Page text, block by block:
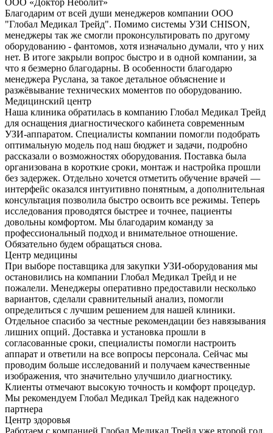
Благодарим от всей души менеджеров компании ООО
"Глобал Медикал Трейд". Помимо системы УЗИ CHISON,
менеджеры так же смогли проконсультировать по другому
оборудованию - фантомов, хотя изначально думали, что у них
нет. В итоге закрыли вопрос быстро и в одной компании, за
что я безмерно благодарны. В особенности благодарю
менеджера Руслана, за такое детальное объяснение и
разжёвывание технических моментов по оборудованию.
Медицинский центр
Наша клиника обратилась в компанию Глобал Медикал Трейд
для оснащения диагностического кабинета современным
УЗИ-аппаратом. Специалисты компании помогли подобрать
оптимальную модель под наш бюджет и задачи, подробно
рассказали о возможностях оборудования. Поставка была
организована в короткие сроки, монтаж и настройка прошли
без задержек. Отдельно хочется отметить обучение врачей —
интерфейс оказался интуитивно понятным, а дополнительная
консультация позволила быстро освоить все режимы. Теперь
исследования проводятся быстрее и точнее, пациенты
довольны комфортом. Мы благодарим команду за
профессиональный подход и внимательное отношение.
Обязательно будем обращаться снова.
Центр медицины
При выборе поставщика для закупки УЗИ-оборудования мы
остановились на компании Глобал Медикал Трейд и не
пожалели. Менеджеры оперативно предоставили несколько
вариантов, сделали сравнительный анализ, помогли
определиться с лучшим решением для нашей клиники.
Отдельное спасибо за честные рекомендации без навязывания
лишних опций. Доставка и установка прошли в
согласованные сроки, специалисты помогли настроить
аппарат и ответили на все вопросы персонала. Сейчас мы
проводим больше исследований и получаем качественные
изображения, что значительно улучшило диагностику.
Клиенты отмечают высокую точность и комфорт процедур.
Мы рекомендуем Глобал Медикал Трейд как надежного
партнера
Центр здоровья
Работаем с компанией Глобал Медикал Трейд уже второй год.